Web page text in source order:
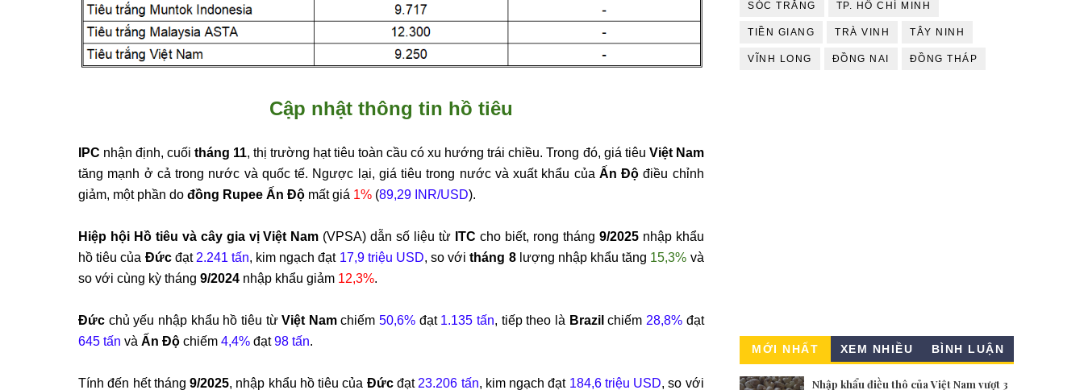
Cập nhật thông tin hồ tiêu
IPC nhận định, cuốitháng 11, thị trường hạt tiêu toàn cầu có xu hướng trái chiều. Trong đó, giá tiêu Việt Nam
tăng mạnh ở cả trong nước và quốc tế. Ngược lại, giá tiêu trong nước và xuất khẩu của Ấn Độ điều chỉnh
giảm, một phần do đồng Rupee Ấn Độ mất giá 1% (89,29 INR/USD).
Hiệp hội Hồ tiêu và cây gia vị Việt Nam (VPSA) dẫn số liệu từ ITC cho biết, rong tháng 9/2025nhập khẩu
hồ tiêu của Đứcđạt2.241 tấn, kim ngạch đạt 17,9 triệu USD, so vớitháng 8lượng nhập khẩu tăng 15,3% và
so với cùng kỳ tháng 9/2024 nhập khẩu giảm 12,3%.
Đức chủ yếu nhập khẩu hồ tiêu từViệt Namchiếm50,6% đạt 1.135 tấn, tiếp theo là Brazil chiếm 28,8%đạt
645 tấn và Ấn Độ chiếm 4,4% đạt98 tấn.
Tính đến hết tháng9/2025, nhập khẩu hồ tiêu của Đức đạt 23.206 tấn, kim ngạch đạt 184,6 triệu USD, so với
SÓC TRĂNG TP. HỒ CHÍ MINH
TIỀN GIANG TRÀ VINH TÂY NINH
VĨNH LONG ĐỒNG NAI ĐỒNG THÁP
MỚI NHẤT XEM NHIỀU BÌNH LUẬN
Nhập khẩu điều thô của Việt Nam vượt 3